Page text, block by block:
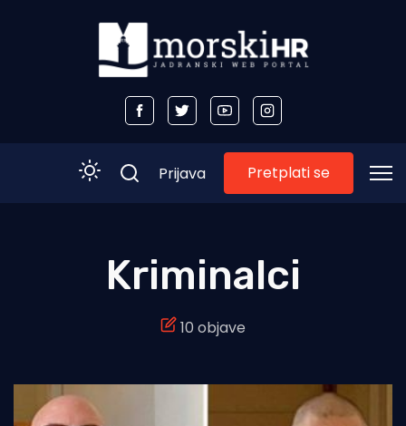
Morski plus
Otoci
Prijava Pretplati se
Kriminalci
10 objave